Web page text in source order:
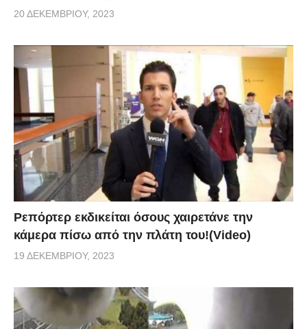
20 ΔΕΚΕΜΒΡΊΟΥ, 2023
Ρεπόρτερ εκδικείται όσους χαιρετάνε την
κάμερα πίσω από την πλάτη του!(Video)
19 ΔΕΚΕΜΒΡΊΟΥ, 2023